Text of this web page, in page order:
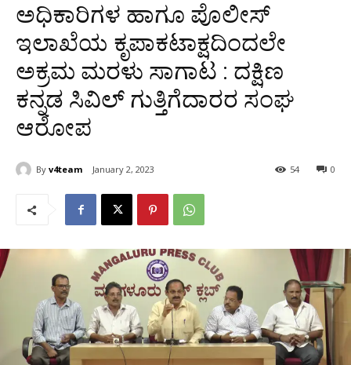
ಅಧಿಕಾರಿಗಳ ಹಾಗೂ ಪೊಲೀಸ್
ಇಲಾಖೆಯ ಕೃಪಾಕಟಾಕ್ಷದಿಂದಲೇ
ಅಕ್ರಮ ಮರಳು ಸಾಗಾಟ : ದಕ್ಷಿಣ
ಕನ್ನಡ ಸಿವಿಲ್ ಗುತ್ತಿಗೆದಾರರ ಸಂಘ
ಆರೋಪ
By v4team January 2, 2023 0
54